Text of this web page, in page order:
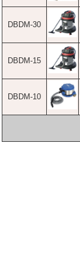
DBDM-30
DBDM-15
DBDM-10